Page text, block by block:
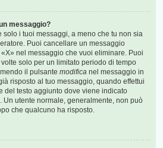
messaggio?
solo i tuoi messaggi, a meno che tu non sia
Puoi cancellare un messaggio
nel messaggio che vuoi eliminare. Puoi
solo per un limitato periodo di tempo
il pulsante modifica nel messaggio in
risposto al tuo messaggio, quando effettui
del testo aggiunto dove viene indicato
Un utente normale, generalmente, non può
che qualcuno ha risposto.